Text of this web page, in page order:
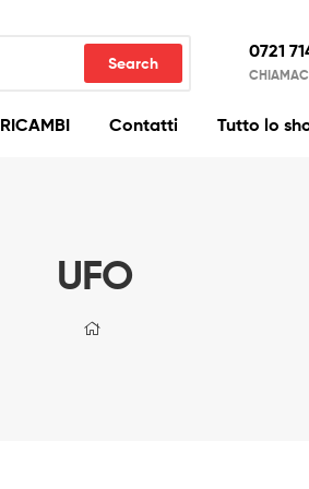
Search
0721
RICAMBI Contatti Tutto lo
UFO